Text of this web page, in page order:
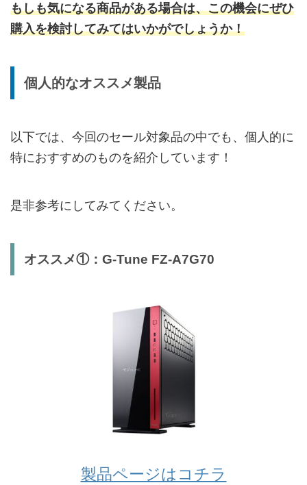
もしも気になる商品がある場合は、この機会にぜひ
購入を検討してみてはいかがでしょうか！
個人的なオススメ製品
以下では、今回のセール対象品の中でも、個人的に
特におすすめのものを紹介しています！
是非参考にしてみてください。
オススメ①：G-Tune FZ-A7G70
製品ページはコチラ